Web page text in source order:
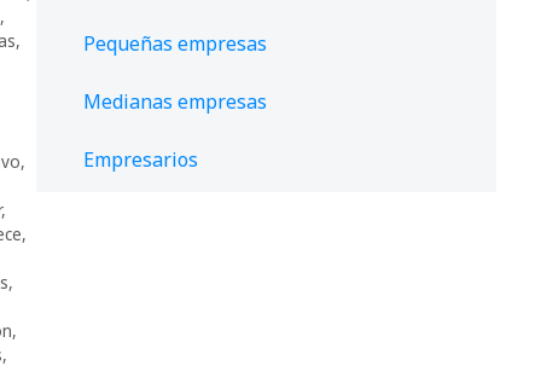
,
,
,
,
,
,
,
,
Pequeñas empresas
Medianas empresas
Empresarios